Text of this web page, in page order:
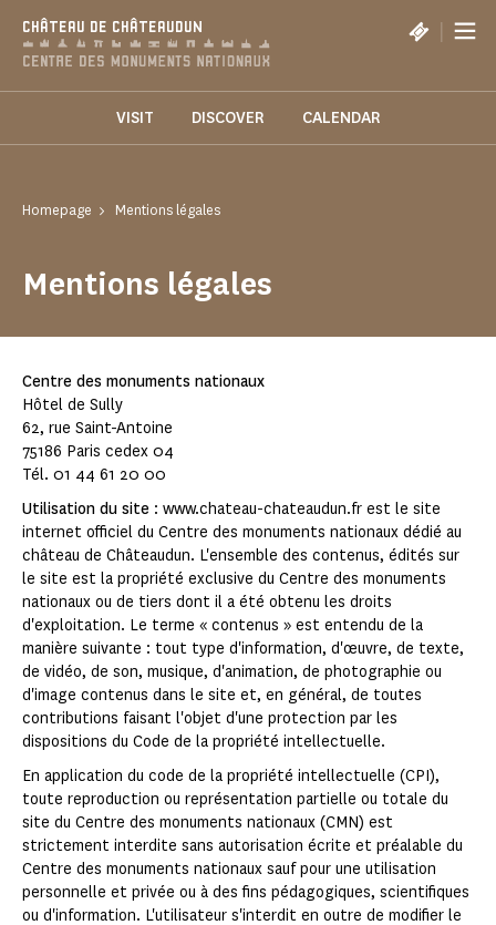
CHÂTEAU DE CHÂTEAUDUN |
VISIT DISCOVER CALENDAR
Homepage Mentions légales
Mentions légales
Centre des monuments nationaux
Hôtel de Sully
62, rue Saint-Antoine
75186 Paris cedex 04
Tél. 01 44 61 20 00
Utilisation du site : www.chateau-chateaudun.fr est le site
internet officiel du Centre des monuments nationaux dédié au
château de Châteaudun. L'ensemble des contenus, édités sur
le site est la propriété exclusive du Centre des monuments
nationaux ou de tiers dont il a été obtenu les droits
d'exploitation. Le terme « contenus » est entendu de la
manière suivante : tout type d'information, d'œuvre, de texte,
de vidéo, de son, musique, d'animation, de photographie ou
d'image contenus dans le site et, en général, de toutes
contributions faisant l'objet d'une protection par les
dispositions du Code de la propriété intellectuelle.
En application du code de la propriété intellectuelle (CPI),
toute reproduction ou représentation partielle ou totale du
site du Centre des monuments nationaux (CMN) est
strictement interdite sans autorisation écrite et préalable du
Centre des monuments nationaux sauf pour une utilisation
personnelle et privée ou à des fins pédagogiques, scientifiques
ou d'information. L'utilisateur s'interdit en outre de modifier le